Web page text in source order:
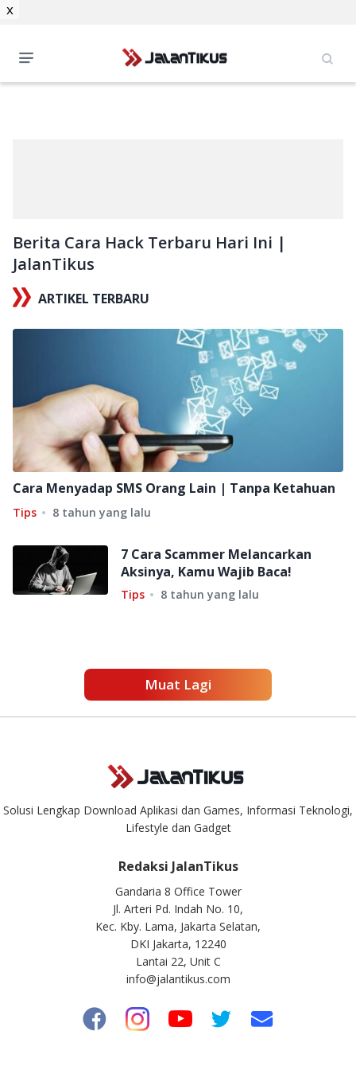
Berita Cara Hack Terbaru Hari Ini |
JalanTikus
ARTIKEL TERBARU
Cara Menyadap SMS Orang Lain | Tanpa Ketahuan
Tips 8 tahun yang lalu
7 Cara Scammer Melancarkan
Aksinya, Kamu Wajib Baca!
Tips 8 tahun yang lalu
Muat Lagi
x
Solusi Lengkap Download Aplikasi dan Games, Informasi Teknologi,
Lifestyle dan Gadget
Redaksi JalanTikus
Gandaria 8 Office Tower
Jl. Arteri Pd. Indah No. 10,
Kec. Kby. Lama, Jakarta Selatan,
DKI Jakarta, 12240
Lantai 22, Unit C
info@jalantikus.com